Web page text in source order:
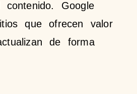
Google
que ofrecen valor
de forma